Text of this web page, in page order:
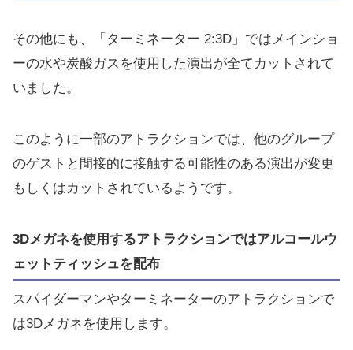
その他にも、「ターミネーター 2:3D」ではメインショ
ーの水や炭酸ガスを使用した演出が全てカットされて
いました。
このように一部のアトラクションでは、他のグループ
のゲストと間接的に接触する可能性のある演出が変更
もしくはカットされているようです。
3Dメガネを使用するアトラクションではアルコールウ
ェットティッシュを配布
スパイダーマンやターミネーターのアトラクションで
は3Dメガネを使用します。